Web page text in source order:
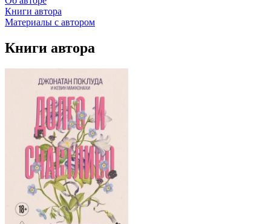
Книги автора
Материалы с автором
Книги автора